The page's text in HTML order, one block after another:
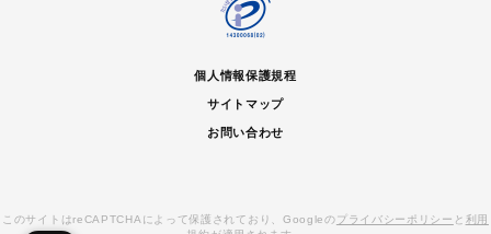
個人情報保護規程
サイトマップ
お問い合わせ
このサイトはreCAPTCHAによって保護されており、Googleのプライバシーポリシー と 利用